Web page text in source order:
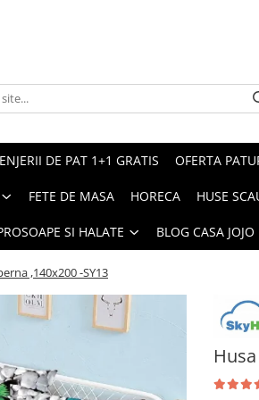
DE PAT 1+1 GRATIS OFERTA
FETE DE MASA HORECA HUSE
SI HALATE BLOG CASA
,140x200 -SY13